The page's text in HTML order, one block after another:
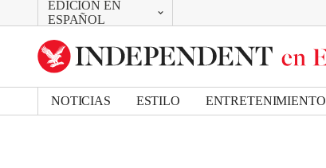
EDICIÓN EN
ESPAÑOL
CAMBIAR
UK Edition
US Edition
NOTICIAS ESTILO ENTRETENIMIENTO